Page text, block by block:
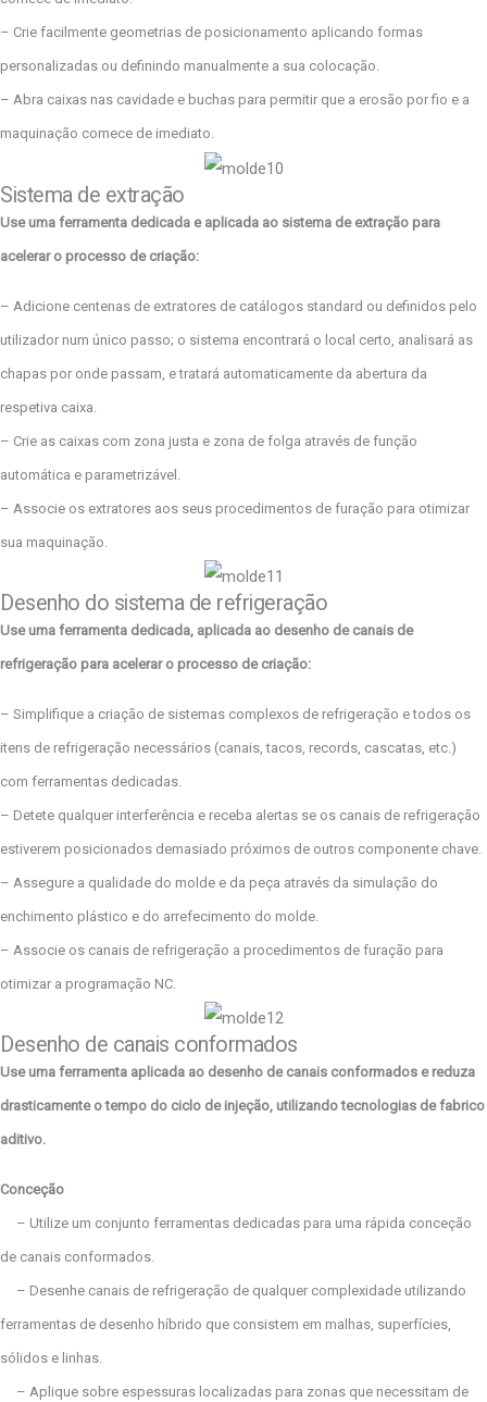
– Crie facilmente geometrias de posicionamento aplicando formas
personalizadas ou definindo manualmente a sua colocação.
– Abra caixas nas cavidade e buchas para permitir que a erosão por fio e a
maquinação comece de imediato.
Sistema de extração
Use uma ferramenta dedicada e aplicada ao sistema de extração para
acelerar o processo de criação:
– Adicione centenas de extratores de catálogos standard ou definidos pelo
utilizador num único passo; o sistema encontrará o local certo, analisará as
chapas por onde passam, e tratará automaticamente da abertura da
respetiva caixa.
– Crie as caixas com zona justa e zona de folga através de função
automática e parametrizável.
– Associe os extratores aos seus procedimentos de furação para otimizar
sua maquinação.
Desenho do sistema de refrigeração
Use uma ferramenta dedicada, aplicada ao desenho de canais de
refrigeração para acelerar o processo de criação:
– Simplifique a criação de sistemas complexos de refrigeração e todos os
itens de refrigeração necessários (canais, tacos, records, cascatas, etc.)
com ferramentas dedicadas.
– Detete qualquer interferência e receba alertas se os canais de refrigeração
estiverem posicionados demasiado próximos de outros componente chave.
– Assegure a qualidade do molde e da peça através da simulação do
enchimento plástico e do arrefecimento do molde.
– Associe os canais de refrigeração a procedimentos de furação para
otimizar a programação NC.
Desenho de canais conformados
Use uma ferramenta aplicada ao desenho de canais conformados e reduza
drasticamente o tempo do ciclo de injeção, utilizando tecnologias de fabrico
aditivo.
Conceção
– Utilize um conjunto ferramentas dedicadas para uma rápida conceção
de canais conformados.
– Desenhe canais de refrigeração de qualquer complexidade utilizando
ferramentas de desenho híbrido que consistem em malhas, superfícies,
sólidos e linhas.
– Aplique sobre espessuras localizadas para zonas que necessitam de